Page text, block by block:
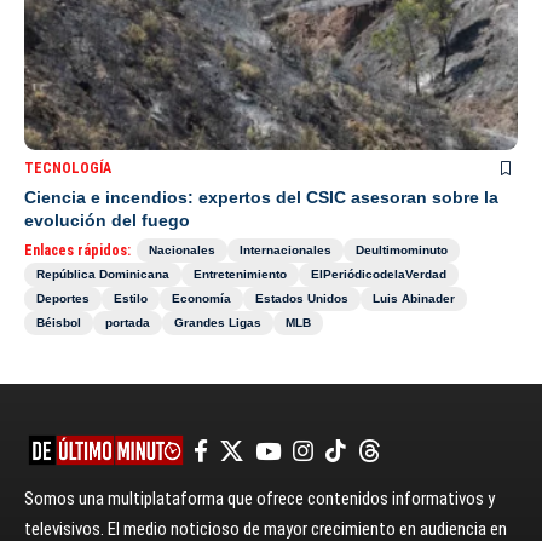
TECNOLOGÍA
Ciencia e incendios: expertos del CSIC asesoran sobre la
evolución del fuego
Enlaces rápidos: Nacionales Internacionales
Deultimominuto
República Dominicana
Entretenimiento
ElPeriódicodelaVerdad
Deportes
Estilo Economía Estados Unidos
Luis Abinader
Béisbol
portada Grandes Ligas MLB
Somos una multiplataforma que ofrece contenidos informativos y
televisivos. El medio noticioso de mayor crecimiento en audiencia en